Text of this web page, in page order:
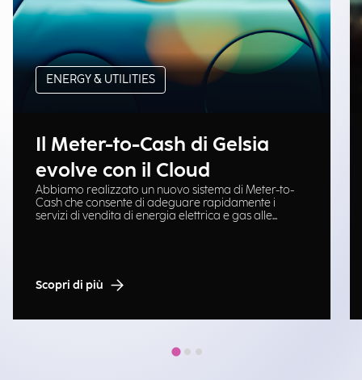
ENERGY & UTILITIES
Il Meter-to-Cash di Gelsia
evolve con il Cloud
Abbiamo realizzato un nuovo sistema di Meter-to-
Cash che consente di adeguare rapidamente i
servizi di vendita di energia elettrica e gas alle
Scopri di più